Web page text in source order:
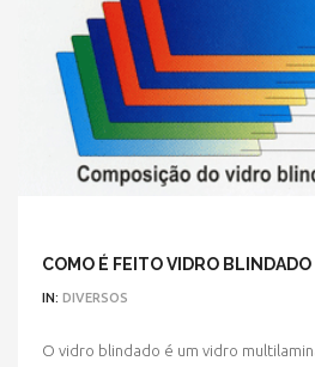
COMO É FEITO VIDRO BLINDADO
IN: DIVERSOS
O vidro blindado é um vidro